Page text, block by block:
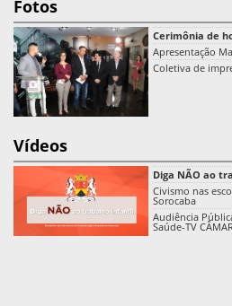
Fotos
Cerimônia de
Apresentação
Coletiva de
Vídeos
Diga NÃO ao
Civismo nas
Sorocaba
Audiência
Saúde-TV